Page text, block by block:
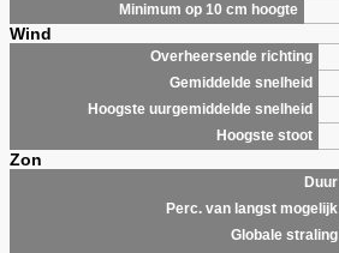
Minimum op 10 cm hoogte
Wind
Overheersende richting
Gemiddelde snelheid
Hoogste uurgemiddelde snelheid
Hoogste stoot
Zon
Duur
Perc. van langst mogelijk
Globale straling